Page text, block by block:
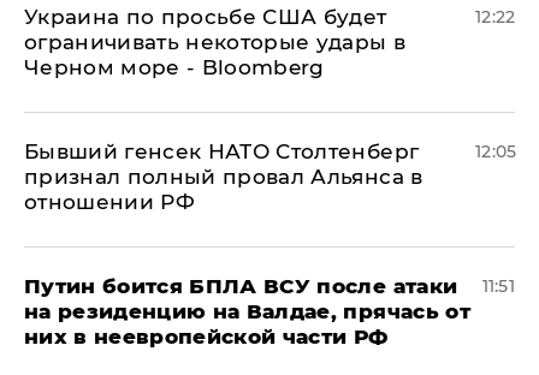
Украина по просьбе США будет
ограничивать некоторые удары в
Черном море - Bloomberg
12:22
Бывший генсек НАТО Столтенберг
признал полный провал Альянса в
отношении РФ
12:05
Путин боится БПЛА ВСУ после атаки
на резиденцию на Валдае, прячась от
них в неевропейской части РФ
11:51